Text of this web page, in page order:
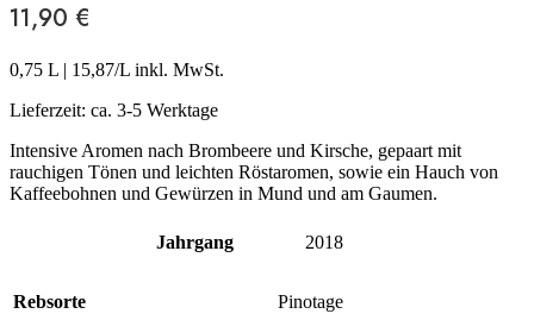
11,90 €
0,75 L | 15,87/L inkl. MwSt.
Lieferzeit: ca. 3-5 Werktage
Intensive Aromen nach Brombeere und Kirsche, gepaart mit
rauchigen Tönen und leichten Röstaromen, sowie ein Hauch von
Kaffeebohnen und Gewürzen in Mund und am Gaumen.
Jahrgang 2018
Rebsorte Pinotage